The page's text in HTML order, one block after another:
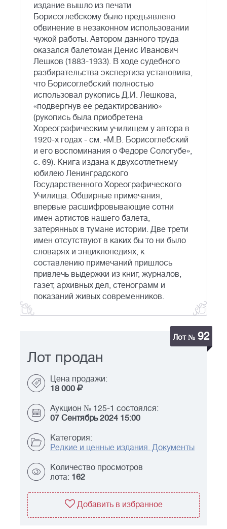
издание вышло из печати
Борисоглебскому было предъявлено
обвинение в незаконном использовании
чужой работы. Автором данного труда
оказался балетоман Денис Иванович
Лешков (1883-1933). В ходе судебного
разбирательства экспертиза установила,
что Борисоглебский полностью
использовал рукопись Д.И. Лешкова,
«подвергнув ее редактированию»
(рукопись была приобретена
Хореографическим училищем у автора в
1920-х годах - см. «М.В. Борисоглебский
и его воспоминания о Федоре Сологубе»,
с. 69). Книга издана к двухсотлетнему
юбилею Ленинградского
Государственного Хореографического
Училища. Обширные примечания,
впервые расшифровывающие сотни
имен артистов нашего балета,
затерянных в тумане истории. Две трети
имен отсутствуют в каких бы то ни было
словарях и энциклопедиях, к
составлению примечаний пришлось
привлечь выдержки из книг, журналов,
газет, архивных дел, стенограмм и
показаний живых современников.
Лот № 92
Лот продан
Цена продажи:
18 000
Аукцион № 125-1 состоялся:
07 Сентябрь 2024 15:00
Категория:
Редкие и ценные издания. Документы
Количество просмотров
лота: 162
Добавить в избранное